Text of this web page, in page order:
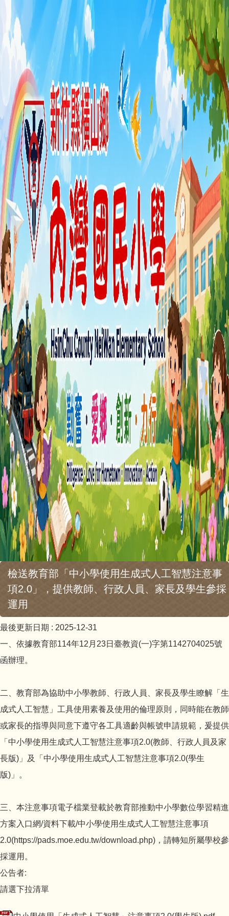
檢送教育部「中小學使用生成式人工智慧注意事
項2.0」，提供教師、行政人員、家長及學生參採
運用
最後更新日期 : 2025-12-31
一、依據教育部114年12月23日臺教資(一)字第1142704025號
函辦理。
二、教育部為協助中小學教師、行政人員、家長及學生瞭解「生
成式人工智慧」工具使用素養及使用的倫理原則，同時能在教師
或家長的指導與同意下遵守各工具適齡與帳號申請規範，爰提供
「中小學使用生成式人工智慧注意事項2.0(教師、行政人員及家
長版)」及「中小學使用生成式人工智慧注意事項2.0(學生
版)」。
三、本注意事項電子檔業登載於教育部推動中小學數位學習精進
方案入口網/資料下載/中小學使用生成式人工智慧注意事項
2.0(https://pads.moe.edu.tw/download.php)，請轉知所屬學校參
採運用。
公告者:
請選下拉清單